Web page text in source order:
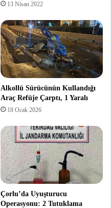
13 Nisan 2022
Alkollü Sürücünün Kullandığı
Araç Refüje Çarptı, 1 Yaralı
18 Ocak 2026
Çorlu’da Uyuşturucu
Operasyonu: 2 Tutuklama